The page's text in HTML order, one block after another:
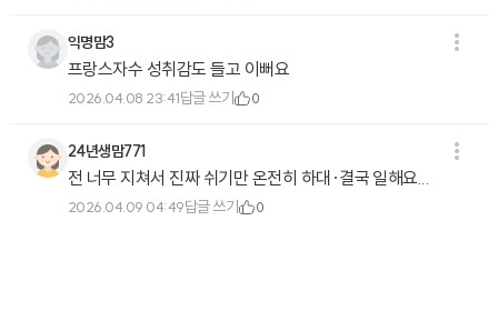
익명맘3
프랑스자수 성취감도 들고 이뻐요
2026.04.08 23:41답글 쓰기 0
24년생맘771
전 너무 지쳐서 진짜 쉬기만 온전히 하대·결국 일해요...
2026.04.09 04:49답글 쓰기 0